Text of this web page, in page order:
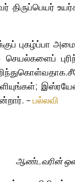
திருப்பெயர்
புகழ்ப்பா
செயல்களைப்
– பல்லவி
ஆண்டவரின்